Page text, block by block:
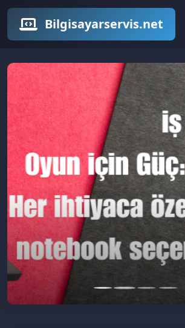
Bilgisayarservis.net